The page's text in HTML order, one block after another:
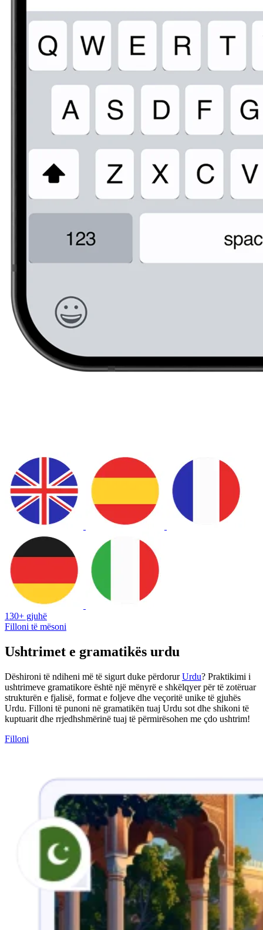
130+ gjuhë
Filloni të mësoni
Ushtrimet e gramatikës urdu
Dëshironi të ndiheni më të sigurt duke përdorurUrdu? Praktikimi i
ushtrimeve gramatikore është një mënyrë e shkëlqyer për të zotëruar
strukturën e fjalisë, format e foljeve dhe veçoritë unike të gjuhës
Urdu. Filloni të punoni në gramatikën tuaj Urdu sot dhe shikoni të
kuptuarit dhe rrjedhshmërinë tuaj të përmirësohen me çdo ushtrim!
Filloni